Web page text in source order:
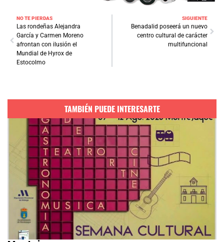
NO TE PIERDAS
Las rondeñas Alejandra
García y Carmen Moreno
afrontan con ilusión el
Mundial de Hyrox de
Estocolmo
SIGUIENTE
Benadalid poseerá un nuevo
centro cultural de carácter
multifuncional
TAMBIÉN PUEDE INTERESARTE